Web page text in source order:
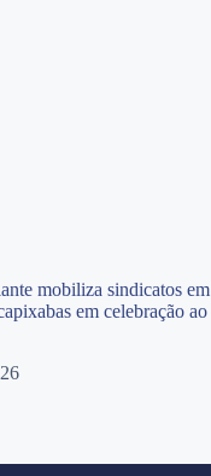
mobiliza sindicatos em
em celebração ao